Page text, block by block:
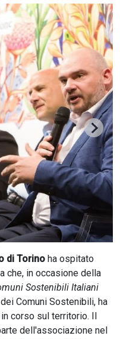
di Torino ha ospitato
che, in occasione della
Sostenibili Italiani
Comuni Sostenibili, ha
corso sul territorio. Il
dell'associazione nel